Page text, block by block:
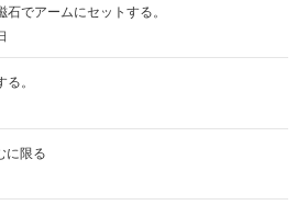
でアームにセットする。
。
に限る